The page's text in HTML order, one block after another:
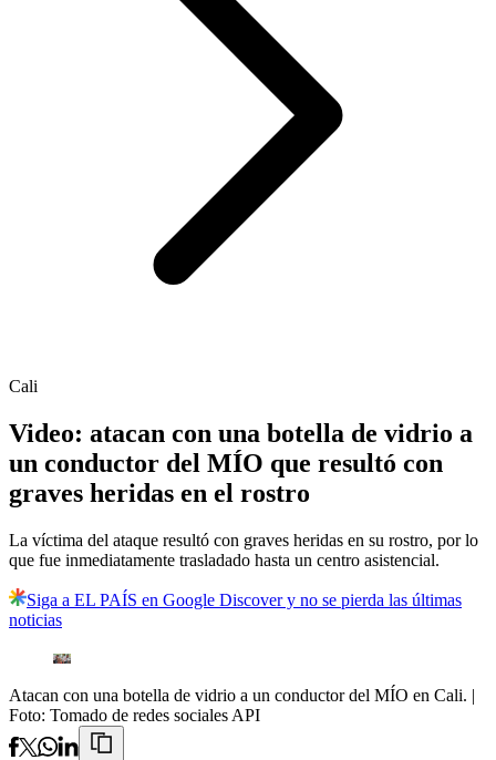
Cali
Video: atacan con una botella de vidrio a
un conductor del MÍO que resultó con
graves heridas en el rostro
La víctima del ataque resultó con graves heridas en su rostro, por lo
que fue inmediatamente trasladado hasta un centro asistencial.
Siga a EL PAÍS en Google Discover y no se pierda las últimas
noticias
Atacan con una botella de vidrio a un conductor del MÍO en Cali. |
Foto: Tomado de redes sociales API